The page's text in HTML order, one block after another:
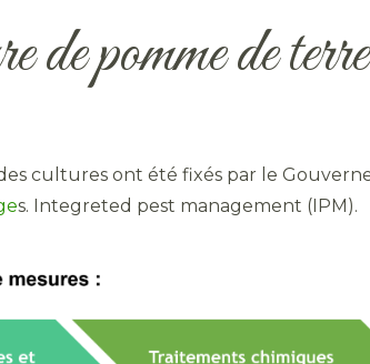
de pomme de terre
cultures ont été fixés par le
s. Integreted pest management (IPM).